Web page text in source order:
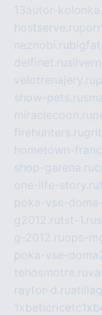
13autor-
hostserve.ru
neznobi.ru
delfinet.ru
velotrenajery.ru
show-pets.ru
miraclecoon.ru
firehunters.ru
hometown-
shop-garena.ru
one-life-story.ru
poka-vse-
g2012.rutst-1.ru
g-2012.ruops-
poka-vse-
tehosmotre.ru
raytor-d.ru